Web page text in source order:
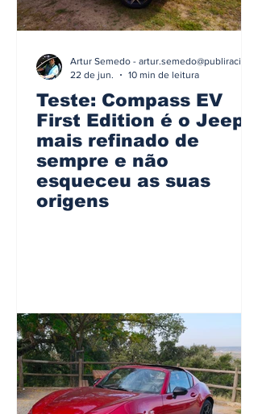
Teste: Compass EV
First Edition é o Jeep
mais refinado de
sempre e não
esqueceu as suas
origens
22 de jun.
10 min de leitura